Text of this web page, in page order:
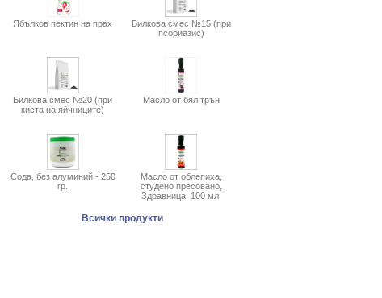
Ябълков пектин на прах
Билкова смес №15 (при
псориазис)
Билкова смес №20 (при
киста на яйчниците)
Масло от бял трън
Сода, без алуминий - 250
гр.
Масло от облепиха,
студено пресовано,
Здравница, 100 мл.
Всички продукти